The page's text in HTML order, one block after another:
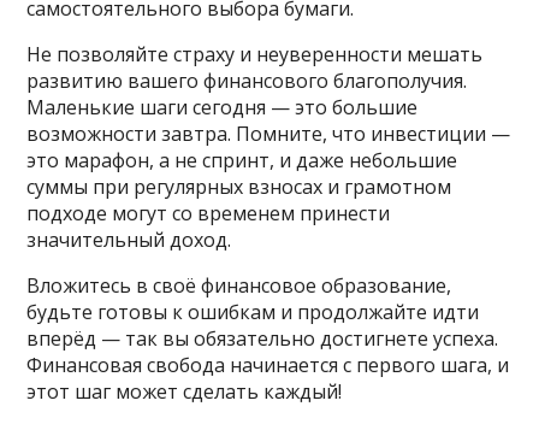
самостоятельного выбора бумаги.
Не позволяйте страху и неуверенности мешать
развитию вашего финансового благополучия.
Маленькие шаги сегодня — это большие
возможности завтра. Помните, что инвестиции —
это марафон, а не спринт, и даже небольшие
суммы при регулярных взносах и грамотном
подходе могут со временем принести
значительный доход.
Вложитесь в своё финансовое образование,
будьте готовы к ошибкам и продолжайте идти
вперёд — так вы обязательно достигнете успеха.
Финансовая свобода начинается с первого шага, и
этот шаг может сделать каждый!